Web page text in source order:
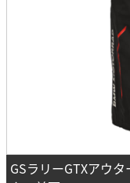
GSラリーGTXアウ